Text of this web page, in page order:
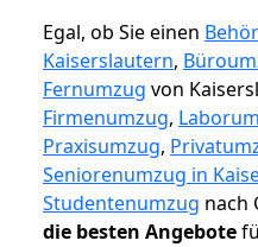
Egal, ob Sie einen
Kaiserslautern,
Fernumzug von
Firmenumzug,
Praxisumzug,
Seniorenumzug in
Studentenumzug nach
die besten Angebote